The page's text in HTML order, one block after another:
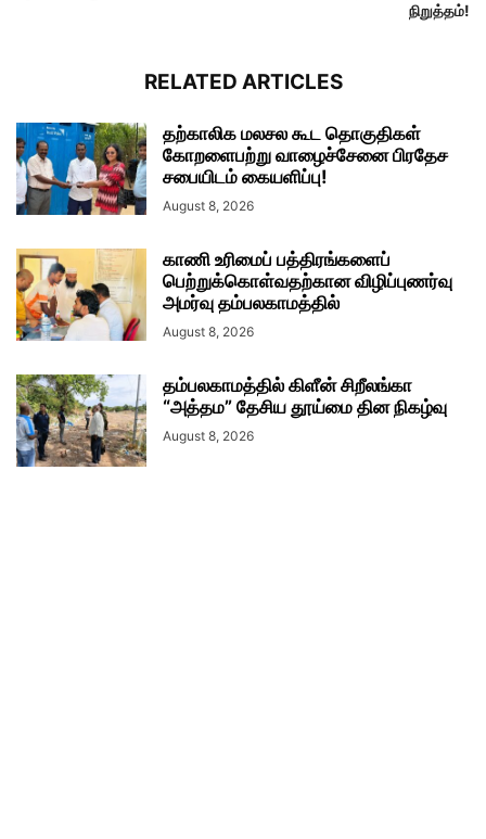
நிறுத்தம்!
RELATED ARTICLES
தற்காலிக மலசல கூட தொகுதிகள்
கோறளைபற்று வாழைச்சேனை பிரதேச
சபையிடம் கையளிப்பு!
August 8, 2026
காணி உரிமைப் பத்திரங்களைப்
பெற்றுக்கொள்வதற்கான விழிப்புணர்வு
அமர்வு தம்பலகாமத்தில்
August 8, 2026
தம்பலகாமத்தில் கிளீன் சிறீலங்கா
“அத்தம” தேசிய தூய்மை தின நிகழ்வு
August 8, 2026